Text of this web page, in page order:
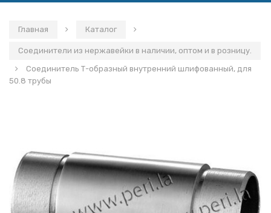
Главная Каталог
Соединители из нержавейки в наличии, оптом и в розницу.
Соединитель Т-образный внутренний шлифованный, для
50.8 трубы